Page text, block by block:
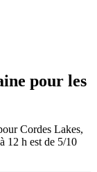
pour les
Cordes Lakes,
12 h est de 5/10